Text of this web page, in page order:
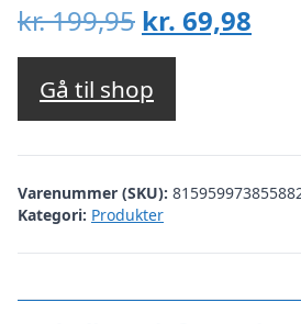
kr.199,95 Den
oprindelige
pris
var:
kr. 199,95.
kr. 69,98
kr.
Gå til shop
Varenummer (SKU):
Kategori: Produkter